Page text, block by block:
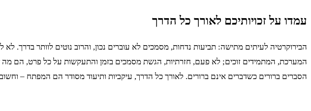
עמדו על זכויותיכם לאורך כל הדרך
הבירוקרטיה לעיתים מתישה: תביעות נדחות, מסמכים לא עוברים נכון, והרוב נוטים לוותר בדרך.
המערכת, המתמידים זוכים; לא פעם, חזרתיות, הגשת מסמכים בזמן והתעקשות על כל פרט, הם מה
הסברים ברורים כשדברים אינם ברורים. לאורך כל הדרך, עיקביות ותיעוד מסודר הם המפתח –